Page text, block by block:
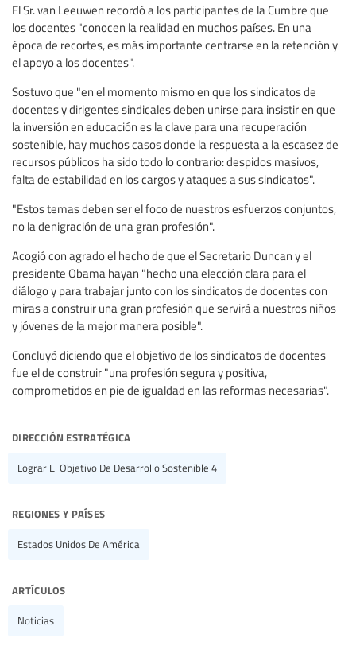
El Sr. van Leeuwen recordó a los participantes de la Cumbre que
los docentes "conocen la realidad en muchos países. En una
época de recortes, es más importante centrarse en la retención y
el apoyo a los docentes".
Sostuvo que "en el momento mismo en que los sindicatos de
docentes y dirigentes sindicales deben unirse para insistir en que
la inversión en educación es la clave para una recuperación
sostenible, hay muchos casos donde la respuesta a la escasez de
recursos públicos ha sido todo lo contrario: despidos masivos,
falta de estabilidad en los cargos y ataques a sus sindicatos".
"Estos temas deben ser el foco de nuestros esfuerzos conjuntos,
no la denigración de una gran profesión".
Acogió con agrado el hecho de que el Secretario Duncan y el
presidente Obama hayan "hecho una elección clara para el
diálogo y para trabajar junto con los sindicatos de docentes con
miras a construir una gran profesión que servirá a nuestros niños
y jóvenes de la mejor manera posible".
Concluyó diciendo que el objetivo de los sindicatos de docentes
fue el de construir "una profesión segura y positiva,
comprometidos en pie de igualdad en las reformas necesarias".
dirección estratégica
Lograr El Objetivo De Desarrollo Sostenible 4
regiones y países
Estados Unidos De América
artículos
Noticias